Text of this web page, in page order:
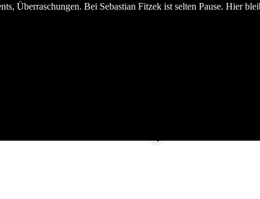
Überraschungen. Bei Sebastian Fitzek ist selten Pause. Hier